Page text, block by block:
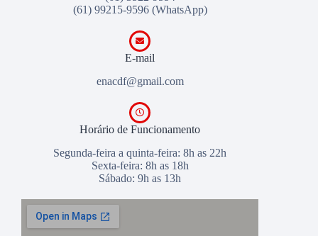
(61) 99215-9596(WhatsApp)
E-mail
enacdf@gmail.com
Horário de Funcionamento
Segunda-feira a quinta-feira: 8h as 22h
Sexta-feira: 8h as 18h
Sábado: 9h as 13h